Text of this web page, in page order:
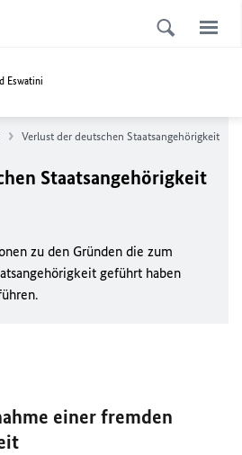
Eswatini
Verlust der deutschen Staatsangehörigkeit
Staatsangehörigkeit
zu den Gründen die zum
geführt haben
einer fremden